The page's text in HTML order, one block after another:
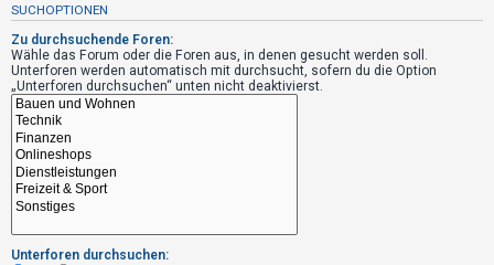
r
i
e
r
e
n
n
SUCHOPTIONEN
Zu durchsuchende Foren:
Wähle das Forum oder die Foren aus, in denen gesucht werden soll.
Unterforen werden automatisch mit durchsucht, sofern du die Option
„Unterforen durchsuchen“ unten nicht deaktivierst.
Unterforen durchsuchen: